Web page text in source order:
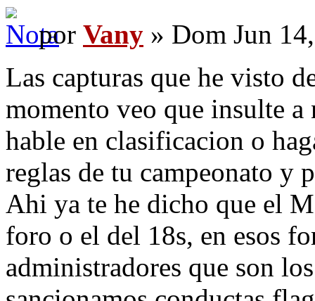
por Vany » Dom Jun
Las capturas que he visto
momento veo que insulte
hable en clasificacion o
reglas de tu campeonato y
Ahi ya te he dicho que el
foro o el del 18s, en esos
administradores que son